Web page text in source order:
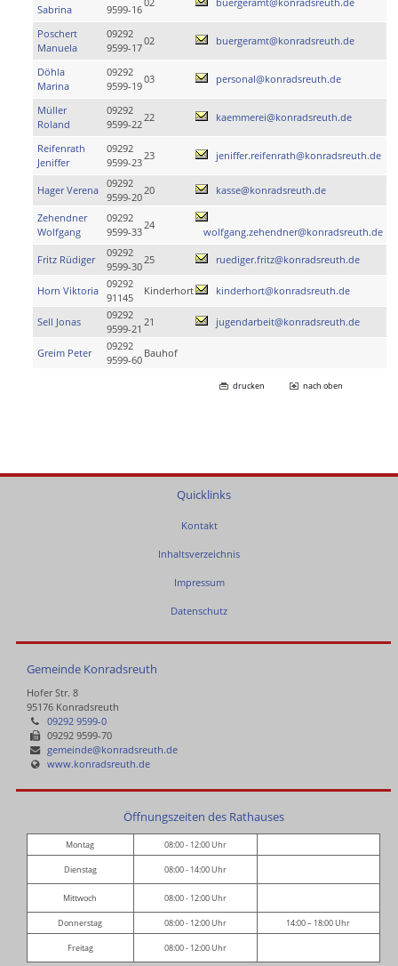
Sabrina
9599-16
Poschert
Manuela
09292
9599-17
02 buergeramt@konradsreuth.de
Döhla
Marina
09292
9599-19
03 personal@konradsreuth.de
Müller
Roland
09292
9599-22
22 kaemmerei@konradsreuth.de
Reifenrath
Jeniffer
09292
9599-23
23 jeniffer.reifenrath@konradsreuth.de
Hager Verena
09292
9599-20
20 kasse@konradsreuth.de
Zehendner
Wolfgang
09292
9599-33
24
wolfgang.zehendner@konradsreuth.de
Fritz Rüdiger
09292
9599-30
25 ruediger.fritz@konradsreuth.de
Horn Viktoria
09292
91145
Kinderhort kinderhort@konradsreuth.de
Sell Jonas
09292
9599-21
21 jugendarbeit@konradsreuth.de
Greim Peter
09292
9599-60
Bauhof
drucken nach oben
Quicklinks
Kontakt
Inhaltsverzeichnis
Impressum
Datenschutz
Gemeinde Konradsreuth
Hofer Str. 8
95176 Konradsreuth
09292 9599-0
09292 9599-70
gemeinde@konradsreuth.de
www.konradsreuth.de
Öffnungszeiten des Rathauses
Montag 08:00 - 12:00 Uhr
Dienstag 08:00 - 14:00 Uhr
Mittwoch 08:00 - 12:00 Uhr
Donnerstag 08:00 - 12:00 Uhr 14:00 – 18:00 Uhr
Freitag 08:00 - 12:00 Uhr